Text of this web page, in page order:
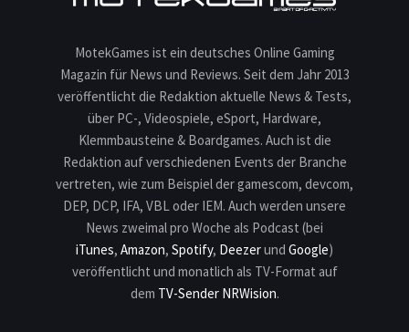
MotekGames ist ein deutsches Online Gaming
Magazin für News und Reviews. Seit dem Jahr 2013
veröffentlicht die Redaktion aktuelle News & Tests,
über PC-, Videospiele, eSport, Hardware,
Klemmbausteine & Boardgames. Auch ist die
Redaktion auf verschiedenen Events der Branche
vertreten, wie zum Beispiel der gamescom, devcom,
DEP, DCP, IFA, VBL oder IEM. Auch werden unsere
News zweimal pro Woche als Podcast (bei
iTunes, Amazon, Spotify, Deezerund Google)
veröffentlicht und monatlich als TV-Format auf
dem TV-Sender NRWision.